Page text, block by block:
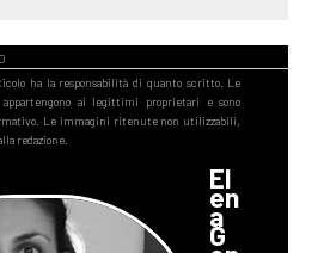
El
en
a
G